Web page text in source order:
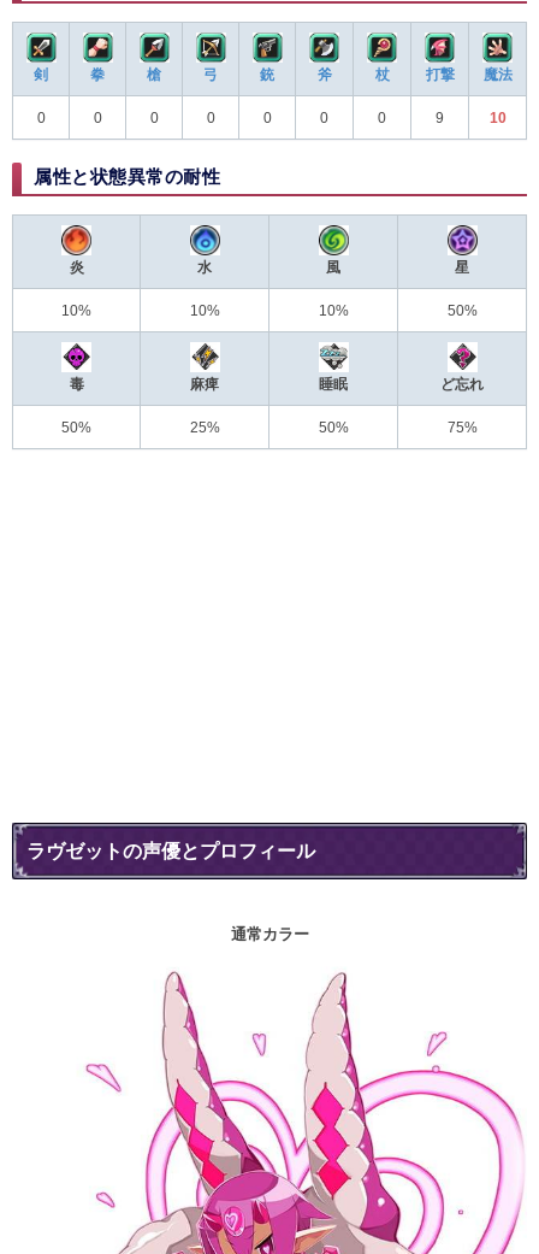
剣 拳 槍 弓 銃 斧 杖 打撃 魔法
0 0 0 0 0 0 0 9 10
属性と状態異常の耐性
炎 水 風 星
10% 10% 10% 50%
毒 麻痺 睡眠 ど忘れ
50% 25% 50% 75%
ラヴゼットの声優とプロフィール
通常カラー